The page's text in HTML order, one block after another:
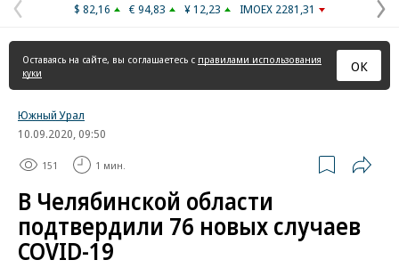
Предыдущая
страница
$ 82,16 € 94,83 ¥ 12,23 IMOEX 2281,31
Оставаясь на сайте, вы соглашаетесь с правилами использования
куки
ОК
Южный Урал
10.09.2020, 09:50
151 1 мин.
В Челябинской области
подтвердили 76 новых случаев
COVID-19